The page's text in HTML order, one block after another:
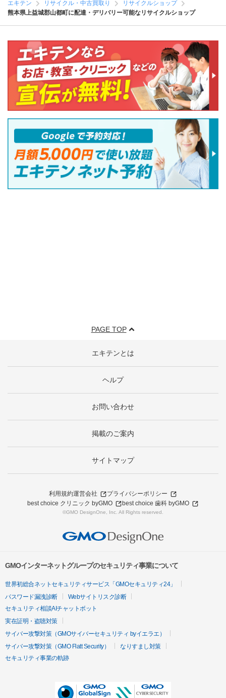
エキテン リサイクル・中古買取り
リサイクルショップ
熊本県上益城郡山都町に配達・デリバリー可能なリサイクルショップ
PAGE TOP
エキテンとは
ヘルプ
お問い合わせ
掲載のご案内
サイトマップ
利用規約運営会社
プライバシーポリシー
best choice クリニック byGMO
best choice 歯科 byGMO
©GMO DesignOne, Inc. All Rights reserved.
GMOインターネットグループのセキュリティ事業について
世界初総合ネットセキュリティサービス「GMOセキュリティ24」
パスワード漏洩診断
Webサイトリスク診断
セキュリティ相談AIチャットボット
実在証明・盗聴対策
サイバー攻撃対策（GMOサイバーセキュリティ byイエラエ）
サイバー攻撃対策（GMO Flatt Security）
なりすまし対策
セキュリティ事業の軌跡